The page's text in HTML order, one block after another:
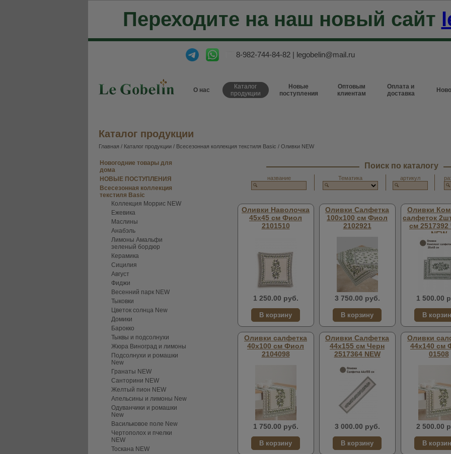
Переходите на наш новый сайт
8-982-744-84-82| legobelin@mail.ru
О нас
Каталог
продукции
Новые
поступления
Оптовым
клиентам
Оплата и
доставка
Каталог продукции
Главная / Каталог продукции/ Всесезонная коллекция текстиля Basic / Оливки NEW
Новогодние товары для
дома
НОВЫЕ ПОСТУПЛЕНИЯ
Всесезонная коллекция
текстиля Basic
Коллекция Моррис NEW
Ежевика
Маслины
Анабэль
Лимоны Амальфи
зеленый бордюр
Керамика
Сицилия
Август
Фиджи
Весенний парк NEW
Тыковки
Цветок солнца New
Домики
Барокко
Тыквы и подсолнухи
Жюра Виноград и лимоны
Подсолнухи и ромашки
New
Гранаты NEW
Санторини NEW
Желтый пион NEW
Апельсины и лимоны New
Одуванчики и ромашки
New
Васильковое поле New
Чертополох и пчелки
NEW
Тоскана NEW
Поиск по каталогу
название Тематика артикул
Оливки Наволочка
45х45 см Фиол
2101510
1 250.00 руб.
Оливки Салфетка
100х100 см Фиол
2102921
3 750.00 руб.
Оливки
салфеток
см 2517392
NEW
1 500.00
Оливки салфетка
40х100 см Фиол
2104098
1 750.00 руб.
Оливки Салфетка
44х155 см Черн
2517364 NEW
3 000.00 руб.
Оливки
44х140 см
01508
2 500.00